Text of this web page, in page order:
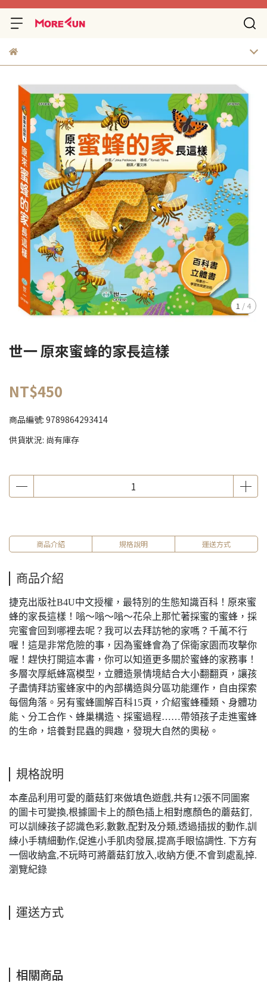
1 / 4
世一 原來蜜蜂的家長這樣
NT$450
商品編號: 9789864293414
供貨狀況: 尚有庫存
商品介紹 規格說明 運送方式
商品介紹
捷克出版社B4U中文授權，最特別的生態知識百科！原來蜜
蜂的家長這樣！嗡～嗡～嗡～花朵上那忙著採蜜的蜜蜂，採
完蜜會回到哪裡去呢？我可以去拜訪牠的家嗎？千萬不行
喔！這是非常危險的事，因為蜜蜂會為了保衛家園而攻擊你
喔！趕快打開這本書，你可以知道更多關於蜜蜂的家務事！
多層次厚紙蜂窩模型，立體造景情境結合大小翻翻頁，讓孩
子盡情拜訪蜜蜂家中的內部構造與分區功能運作，自由探索
每個角落。另有蜜蜂圖解百科15頁，介紹蜜蜂種類、身體功
能、分工合作、蜂巢構造、採蜜過程……帶領孩子走進蜜蜂
的生命，培養對昆蟲的興趣，發現大自然的奧秘。
規格說明
本產品利用可愛的蘑菇釘來做填色遊戲,共有12張不同圖案
的圖卡可變換,根據圖卡上的顏色插上相對應顏色的蘑菇釘,
可以訓練孩子認識色彩,數數,配對及分類,透過插拔的動作,訓
練小手精細動作,促進小手肌肉發展,提高手眼協調性. 下方有
一個收納盒,不玩時可將蘑菇釘放入,收納方便,不會到處亂掉.
瀏覽紀錄
運送方式
相關商品